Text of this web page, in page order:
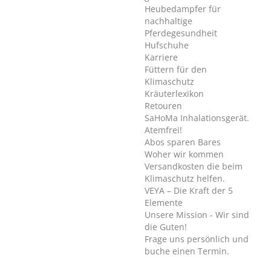
Heubedampfer für
nachhaltige
Pferdegesundheit
Hufschuhe
Karriere
Füttern für den
Klimaschutz
Kräuterlexikon
Retouren
SaHoMa Inhalationsgerät.
Atemfrei!
Abos sparen Bares
Woher wir kommen
Versandkosten die beim
Klimaschutz helfen.
VEYA – Die Kraft der 5
Elemente
Unsere Mission - Wir sind
die Guten!
Frage uns persönlich und
buche einen Termin.